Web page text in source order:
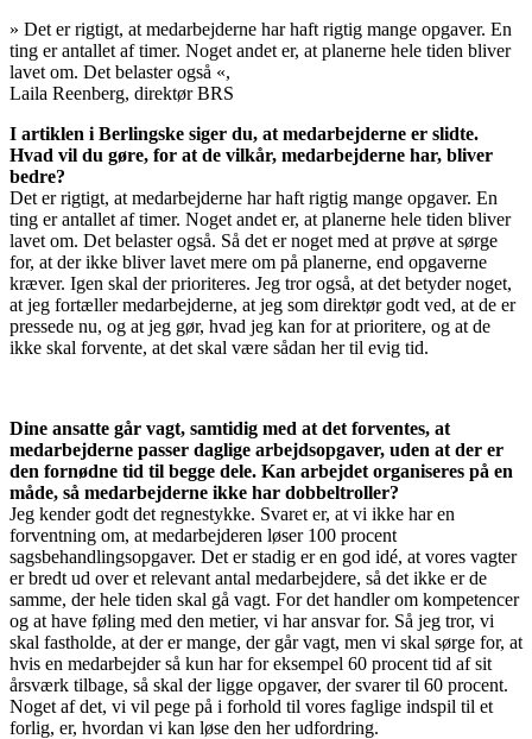
» Det er rigtigt, at medarbejderne har haft rigtig mange opgaver. En
ting er antallet af timer. Noget andet er, at planerne hele tiden bliver
lavet om. Det belaster også «,
Laila Reenberg, direktør BRS
I artiklen i Berlingske siger du, at medarbejderne er slidte.
Hvad vil du gøre, for at de vilkår, medarbejderne har, bliver
bedre?
Det er rigtigt, at medarbejderne har haft rigtig mange opgaver. En
ting er antallet af timer. Noget andet er, at planerne hele tiden bliver
lavet om. Det belaster også. Så det er noget med at prøve at sørge
for, at der ikke bliver lavet mere om på planerne, end opgaverne
kræver. Igen skal der prioriteres. Jeg tror også, at det betyder noget,
at jeg fortæller medarbejderne, at jeg som direktør godt ved, at de er
pressede nu, og at jeg gør, hvad jeg kan for at prioritere, og at de
ikke skal forvente, at det skal være sådan her til evig tid.
Dine ansatte går vagt, samtidig med at det forventes, at
medarbejderne passer daglige arbejdsopgaver, uden at der er
den fornødne tid til begge dele. Kan arbejdet organiseres på en
måde, så medarbejderne ikke har dobbeltroller?
Jeg kender godt det regnestykke. Svaret er, at vi ikke har en
forventning om, at medarbejderen løser 100 procent
sagsbehandlingsopgaver. Det er stadig er en god idé, at vores vagter
er bredt ud over et relevant antal medarbejdere, så det ikke er de
samme, der hele tiden skal gå vagt. For det handler om kompetencer
og at have føling med den metier, vi har ansvar for. Så jeg tror, vi
skal fastholde, at der er mange, der går vagt, men vi skal sørge for, at
hvis en medarbejder så kun har for eksempel 60 procent tid af sit
årsværk tilbage, så skal der ligge opgaver, der svarer til 60 procent.
Noget af det, vi vil pege på i forhold til vores faglige indspil til et
forlig, er, hvordan vi kan løse den her udfordring.